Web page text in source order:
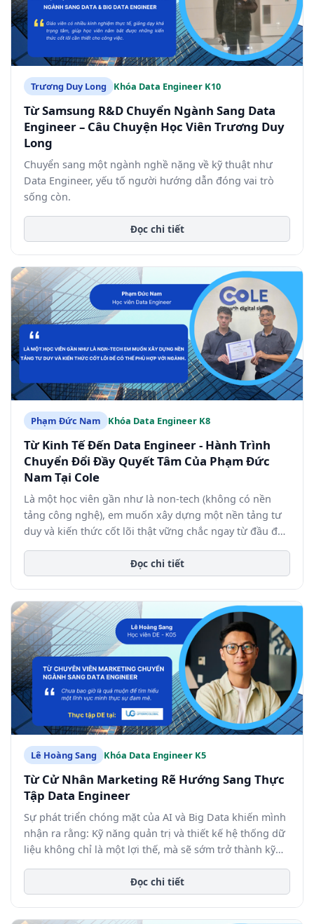
Trương Duy Long Khóa Data Engineer K10
Từ Samsung R&D Chuyển Ngành Sang Data
Engineer – Câu Chuyện Học Viên Trương Duy
Long
Chuyển sang một ngành nghề nặng về kỹ thuật như
Data Engineer, yếu tố người hướng dẫn đóng vai trò
sống còn.
Đọc chi tiết
Phạm Đức Nam Khóa Data Engineer K8
Từ Kinh Tế Đến Data Engineer - Hành Trình
Chuyển Đổi Đầy Quyết Tâm Của Phạm Đức
Nam Tại Cole
Là một học viên gần như là non-tech (không có nền
tảng công nghệ), em muốn xây dựng một nền tảng tư
duy và kiến thức cốt lõi thật vững chắc ngay từ đầu để
có thể theo kịp và phù hợp với đặc thù của ngành Data.
Đọc chi tiết
Lê Hoàng Sang Khóa Data Engineer K5
Từ Cử Nhân Marketing Rẽ Hướng Sang Thực
Tập Data Engineer
Sự phát triển chóng mặt của AI và Big Data khiến mình
nhận ra rằng: Kỹ năng quản trị và thiết kế hệ thống dữ
liệu không chỉ là một lợi thế, mà sẽ sớm trở thành kỹ
năng sinh tồn của mọi ngành nghề trong tương lai, kể
Đọc chi tiết